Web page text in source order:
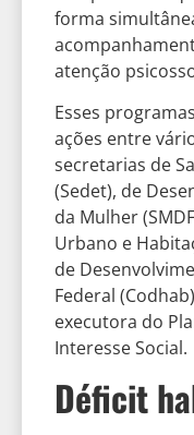
forma
atenção
Esses
ações entre
secretarias de
(Sedet), de
da Mulher
Urbano e
de
Federal
executora do
Interesse Social.
Déficit